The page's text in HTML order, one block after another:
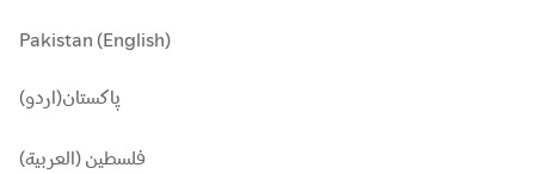
Pakistan (English)
پاکستان(اردو)
فلسطين (العربية)